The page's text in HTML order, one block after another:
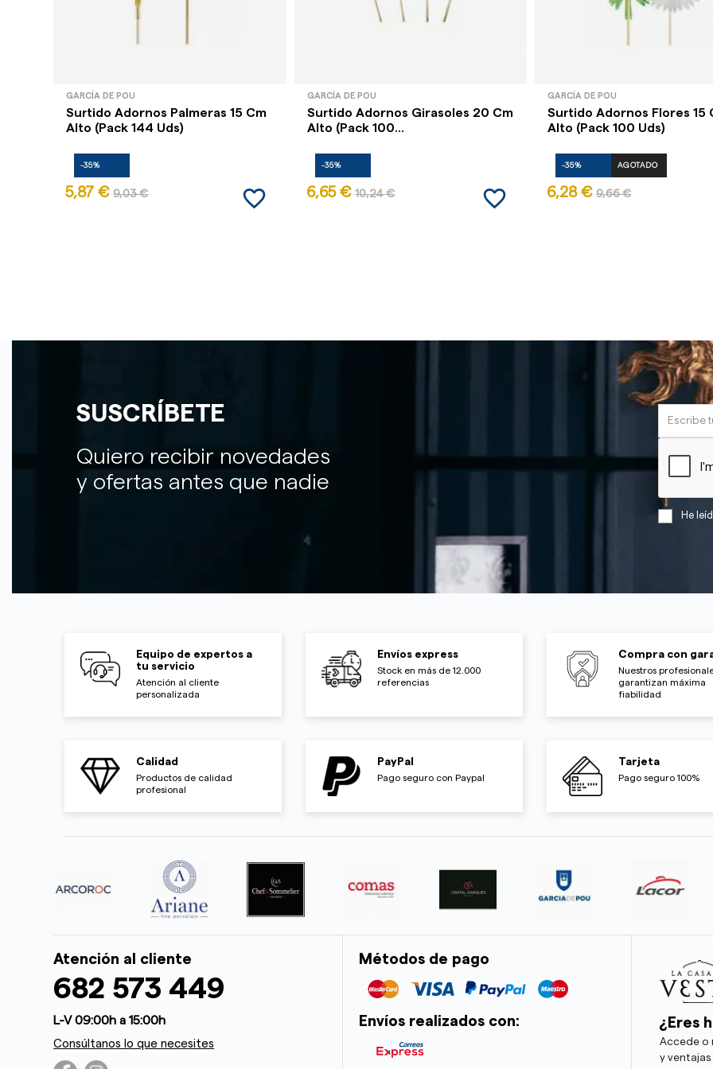
GARCÍA DE POU
Surtido Adornos Palmeras 15 Cm
Alto (Pack 144 Uds)
-35%
5,87 € 9,03 € favorite_border
GARCÍA DE POU
Surtido Adornos Girasoles 20 Cm
Alto (Pack 100...
-35%
6,65 € 10,24 € favorite_border
GARCÍA DE POU
Surtido Adornos Flores 15
Alto (Pack 100 Uds)
-35% AGOTADO
6,28 € 9,66 €
SUSCRÍBETE
Quiero recibir novedades
y ofertas antes que nadie
He
Equipo de expertos a
tu servicio
Atención al cliente
personalizada
Envíos express
Stock en más de 12.000
referencias
Compra con
Nuestros
garantizan máxima
fiabilidad
Calidad
Productos de calidad
profesional
PayPal
Pago seguro con Paypal
Tarjeta
Pago seguro 100%
Atención al cliente
682 573 449
L-V 09:00h a 15:00h
Consúltanos lo que necesites
Métodos de pago
Envíos realizados con: ¿Eres
Accede o
y